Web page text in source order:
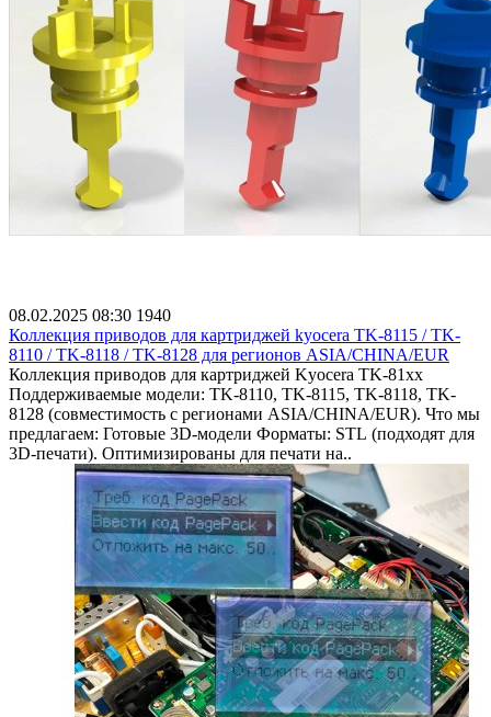
08.02.2025 08:30 1940
Коллекция приводов для картриджей kyocera TK-8115 / TK-
8110 / TK-8118 / TK-8128 для регионов ASIA/CHINA/EUR
Коллекция приводов для картриджей Kyocera TK-81xx
Поддерживаемые модели: TK-8110, TK-8115, TK-8118, TK-
8128 (совместимость с регионами ASIA/CHINA/EUR). Что мы
предлагаем: Готовые 3D-модели Форматы: STL (подходят для
3D-печати). Оптимизированы для печати на..